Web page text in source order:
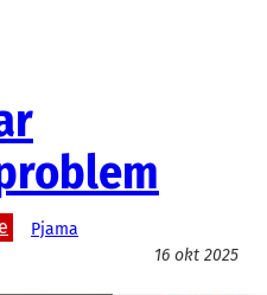
Pjama
16 okt 2025